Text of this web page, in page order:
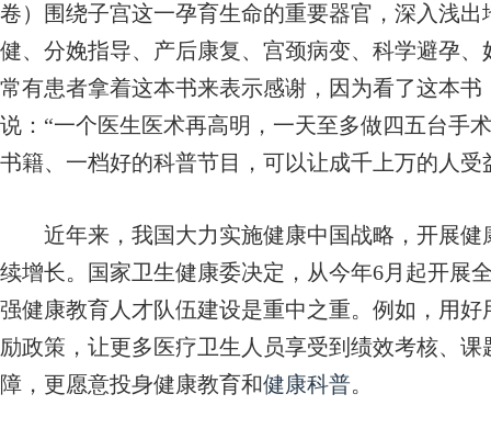
卷）围绕子宫这一孕育生命的重要器官，深入浅
健、分娩指导、产后康复、宫颈病变、科学避孕
常有患者拿着这本书来表示感谢，因为看了这本
说：“一个医生医术再高明，一天至多做四五台手
书籍、一档好的科普节目，可以让成千上万的人受
近年来，我国大力实施健康中国战略，开展健
续增长。国家卫生健康委决定，从今年6月起开展
强健康教育人才队伍建设是重中之重。例如，用
励政策，让更多医疗卫生人员享受到绩效考核、
障，更愿意投身健康教育和健康科普。